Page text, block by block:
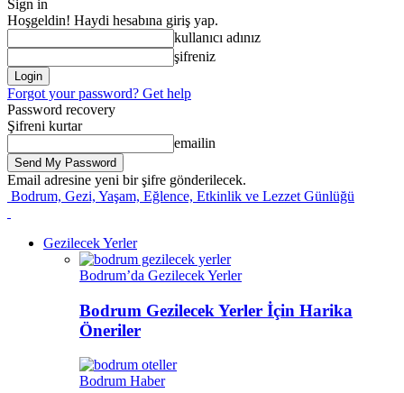
Sign in
Hoşgeldin! Haydi hesabına giriş yap.
kullanıcı adınız
şifreniz
Forgot your password? Get help
Password recovery
Şifreni kurtar
emailin
Email adresine yeni bir şifre gönderilecek.
Bodrum, Gezi, Yaşam, Eğlence, Etkinlik ve Lezzet Günlüğü
Gezilecek Yerler
Bodrum’da Gezilecek Yerler
Bodrum Gezilecek Yerler İçin Harika
Öneriler
Bodrum Haber